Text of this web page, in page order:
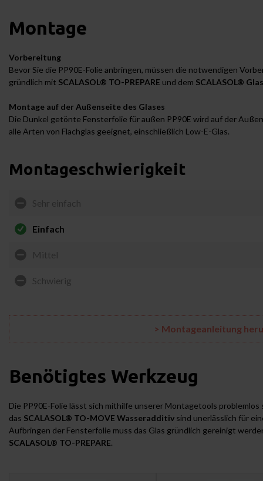
Montage
Vorbereitung
Bevor Sie die PP90E-Folie anbringen, müssen die notwendigen
gründlich mit SCALASOL® TO-PREPARE und dem SCALASOL®
Montage auf der Außenseite des Glases
Die Dunkel getönte Fensterfolie für außen PP90E wird auf der
alle Arten von Flachglas geeignet, einschließlich Low-E-Glas.
Montageschwierigkeit
Sehr einfach
Einfach
Mittel
Schwierig
> Montageanleitung
Benötigtes Werkzeug
Die PP90E-Folie lässt sich mithilfe unserer Montagetools problemlos
das SCALASOL® TO-MOVE Wasseradditiv sind unerlässlich für
Aufbringen der Fensterfolie muss das Glas gründlich gereinigt
SCALASOL® TO-PREPARE.